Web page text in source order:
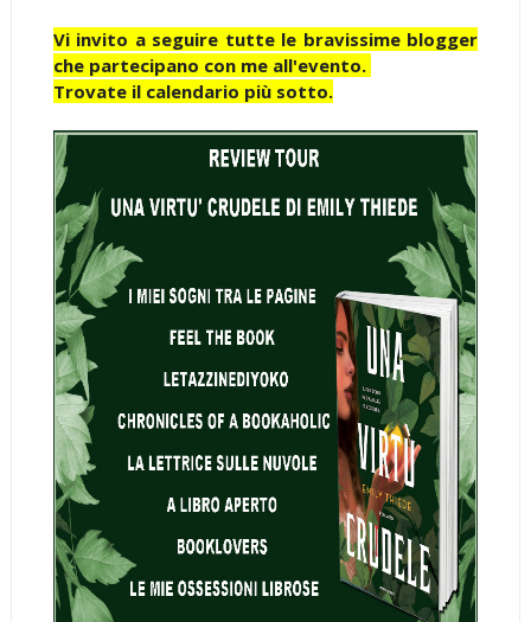
Vi invito a seguire tutte le bravissime blogger
che partecipano con me all'evento.
Trovate il calendario più sotto.